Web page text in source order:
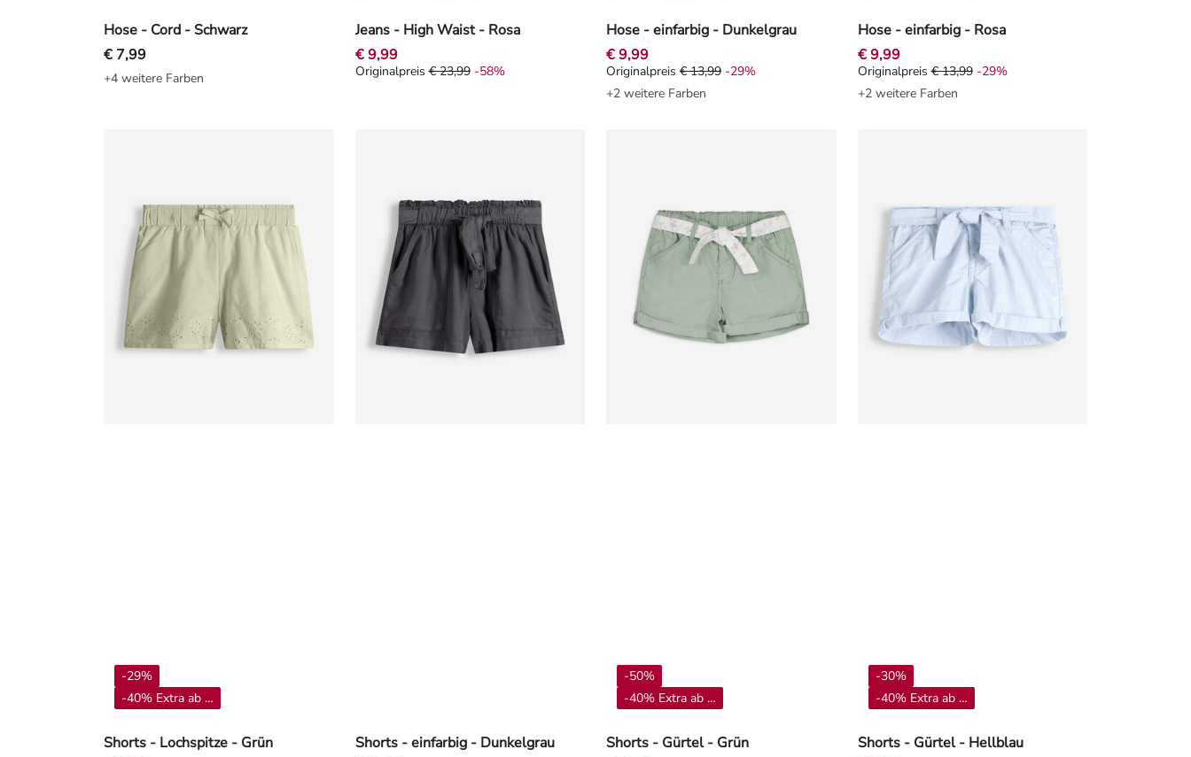
Hose - Cord - Schwarz
€ 7,99
+4 weitere Farben
Jeans - High Waist - Rosa
€ 9,99
Originalpreis € 23,99, Rabat -58%
Originalpreis € 23,99 -58%
Hose - einfarbig - Dunkelgrau
€ 9,99
Originalpreis € 13,99, Rabat -29%
Originalpreis € 13,99 -29%
+2 weitere Farben
Hose - einfarbig - Rosa
€ 9,99
Originalpreis € 13,99, Rabat -29%
Originalpreis € 13,99 -29%
+2 weitere Farben
Shorts - Lochspitze - Grün
-29%
-40% Extra ab 4**
Shorts - einfarbig - Dunkelgrau
Shorts - Gürtel - Grün
-50%
-40% Extra ab 4**
Shorts - Gürtel - Hellblau
-30%
-40% Extra ab 4**